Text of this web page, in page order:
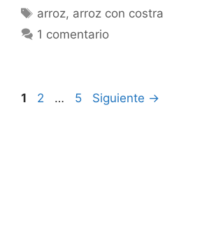
Etiquetas
arroz, arroz con costra
1 comentario
Página
1 Página
2 … Página
5 Siguiente →